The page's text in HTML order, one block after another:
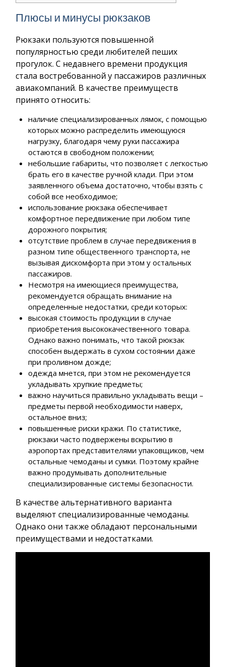
Плюсы и минусы рюкзаков
Рюкзаки пользуются повышенной
популярностью среди любителей пеших
прогулок. С недавнего времени продукция
стала востребованной у пассажиров различных
авиакомпаний. В качестве преимуществ
принято относить:
наличие специализированных лямок, с помощью
которых можно распределить имеющуюся
нагрузку, благодаря чему руки пассажира
остаются в свободном положении;
небольшие габариты, что позволяет с легкостью
брать его в качестве ручной клади. При этом
заявленного объема достаточно, чтобы взять с
собой все необходимое;
использование рюкзака обеспечивает
комфортное передвижение при любом типе
дорожного покрытия;
отсутствие проблем в случае передвижения в
разном типе общественного транспорта, не
вызывая дискомфорта при этом у остальных
пассажиров.
Несмотря на имеющиеся преимущества,
рекомендуется обращать внимание на
определенные недостатки, среди которых:
высокая стоимость продукции в случае
приобретения высококачественного товара.
Однако важно понимать, что такой рюкзак
способен выдержать в сухом состоянии даже
при проливном дожде;
одежда мнется, при этом не рекомендуется
укладывать хрупкие предметы;
важно научиться правильно укладывать вещи –
предметы первой необходимости наверх,
остальное вниз;
повышенные риски кражи. По статистике,
рюкзаки часто подвержены вскрытию в
аэропортах представителями упаковщиков, чем
остальные чемоданы и сумки. Поэтому крайне
важно продумывать дополнительные
специализированные системы безопасности.
В качестве альтернативного варианта
выделяют специализированные чемоданы.
Однако они также обладают персональными
преимуществами и недостатками.